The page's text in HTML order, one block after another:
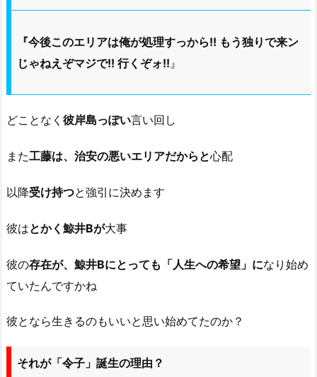
『今後このエリアは俺が処理すっから!! もう独りで来ン
じゃねえぞマジで!! 行くぞォ!! 』
どことなく 彼岸島っぽい言い回し
また工藤は、治安の悪いエリアだからと心配
以降受け持つと強引に決めます
彼はとかく鯨井Bが大事
彼の存在が、鯨井Bにとっても「人生への希望」になり始め
ていたんですかね
彼となら生きるのもいいと思い始めてたのか？
それが「令子」誕生の理由？